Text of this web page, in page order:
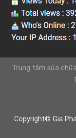
Trung tâm sửa
Copyright© Gia